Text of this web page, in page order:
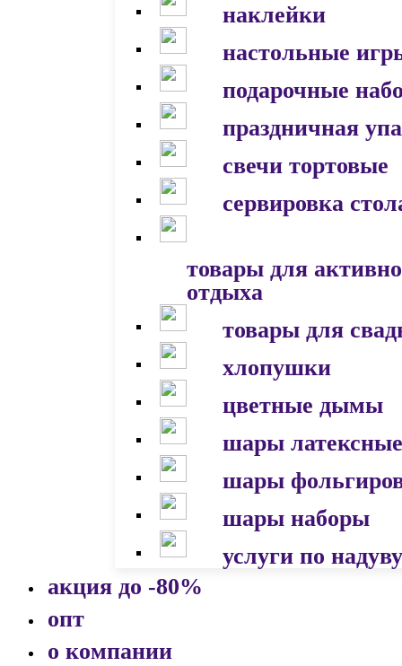
наклейки
настольные
подарочные
праздничная
свечи тортовые
сервировка
товары для
отдыха
товары для
хлопушки
цветные дымы
шары латексные
шары
шары наборы
услуги по надуву
акция до -80%
опт
о компании